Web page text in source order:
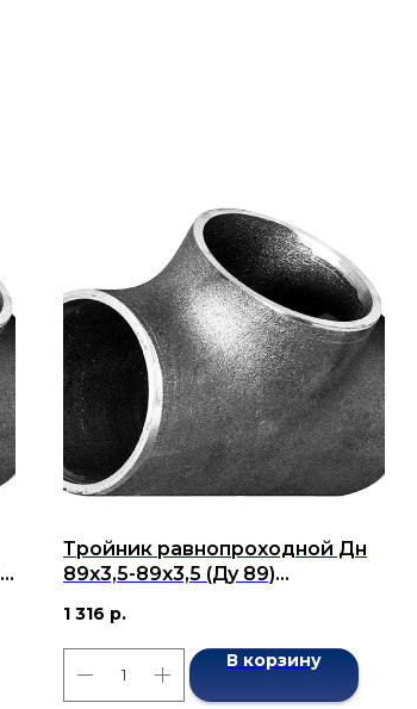
Тройник равнопроходной Дн
89х3,5-89х3,5 (Ду 89)
1 316 р.
В корзину